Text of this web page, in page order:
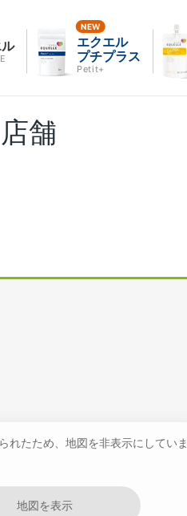
エクエル
プチプラス
Petit+
舗
れたため、地図を非表示にしていま
地図を表示